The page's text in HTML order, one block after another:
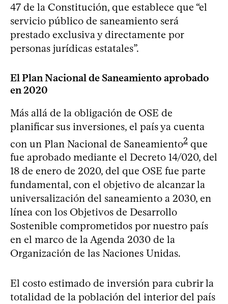
47 de la Constitución, que establece que “el
servicio público de saneamiento será
prestado exclusiva y directamente por
personas jurídicas estatales”.
El Plan Nacional de Saneamiento aprobado
en 2020
Más allá de la obligación de OSE de
planificar sus inversiones, el país ya cuenta
con un Plan Nacional de Saneamiento2 que
fue aprobado mediante el Decreto 14/020, del
18 de enero de 2020, del que OSE fue parte
fundamental, con el objetivo de alcanzar la
universalización del saneamiento a 2030, en
línea con los Objetivos de Desarrollo
Sostenible comprometidos por nuestro país
en el marco de la Agenda 2030 de la
Organización de las Naciones Unidas.
El costo estimado de inversión para cubrir la
totalidad de la población del interior del país